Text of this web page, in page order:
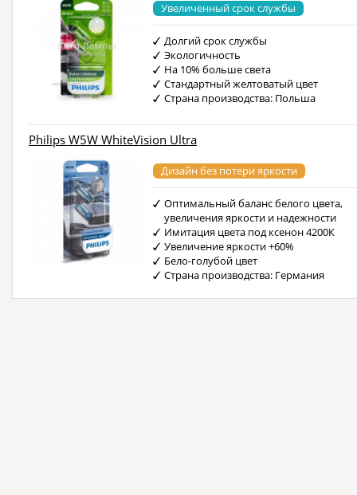
Увеличенный срок службы
Долгий срок службы
Экологичность
На 10% больше света
Стандартный желтоватый цвет
Страна производства: Польша
Philips W5W WhiteVision Ultra
Дизайн без потери яркости
Оптимальный баланс белого цвета,
увеличения яркости и надежности
Имитация цвета под ксенон 4200К
Увеличение яркости +60%
Бело-голубой цвет
Страна производства: Германия